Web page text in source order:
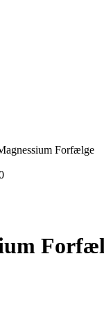
Forfælge